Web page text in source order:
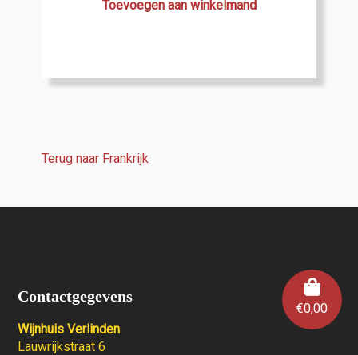
€0,00
Toevoegen aan winkelmand
Terug naar Frankrijk
Contactgegevens
Wijnhuis Verlinden
Lauwrijkstraat 6